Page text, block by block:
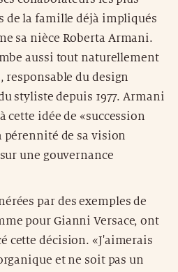
de la famille déjà impliqués
sa nièce Roberta Armani.
aussi tout naturellement
responsable du design
styliste depuis 1977. Armani
idée de «succession
pérennité de sa vision
une gouvernance
par des exemples de
pour Gianni Versace, ont
cette décision. «J'aimerais
et ne soit pas un